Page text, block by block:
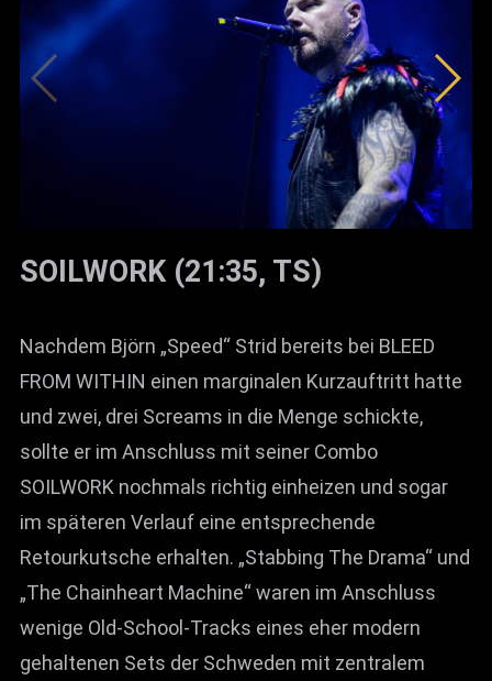
SOILWORK (21:35, TS)
Nachdem Björn „Speed“ Strid bereits bei BLEED
FROM WITHIN einen marginalen Kurzauftritt hatte
und zwei, drei Screams in die Menge schickte,
sollte er im Anschluss mit seiner Combo
SOILWORK nochmals richtig einheizen und sogar
im späteren Verlauf eine entsprechende
Retourkutsche erhalten. „Stabbing The Drama“ und
„The Chainheart Machine“ waren im Anschluss
wenige Old-School-Tracks eines eher modern
gehaltenen Sets der Schweden mit zentralem